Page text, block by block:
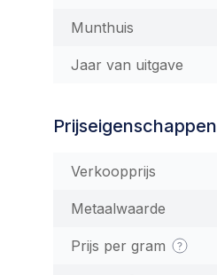
Munthuis
Jaar van uitgave
Prijseigenschappen
Verkoopprijs
Metaalwaarde
Prijs per gram